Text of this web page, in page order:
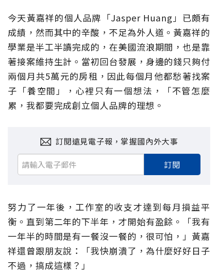
今天黃嘉祥的個人品牌「Jasper Huang」已頗有
成績，然而其中的辛酸，不足為外人道。黃嘉祥的
學業是半工半讀完成的，在美國流浪期間，也是靠
著接案維持生計。當初回台發展，身邊的錢只夠付
兩個月共5萬元的房租，因此每個月他都愁著找案
子「養空間」，心裡只有一個想法，「不管怎麼
累，我都要完成創立個人品牌的理想。
訂閱遠見電子報，掌握國內外大事
訂閱
努力了一年後，工作室的收支才達到每月損益平
衡。直到第二年的下半年，才開始有盈餘。「我有
一年半的時間是有一餐沒一餐的，很可怕，」黃嘉
祥還曾跟朋友說：「我快崩潰了，為什麼好好日子
不過，搞成這樣？」